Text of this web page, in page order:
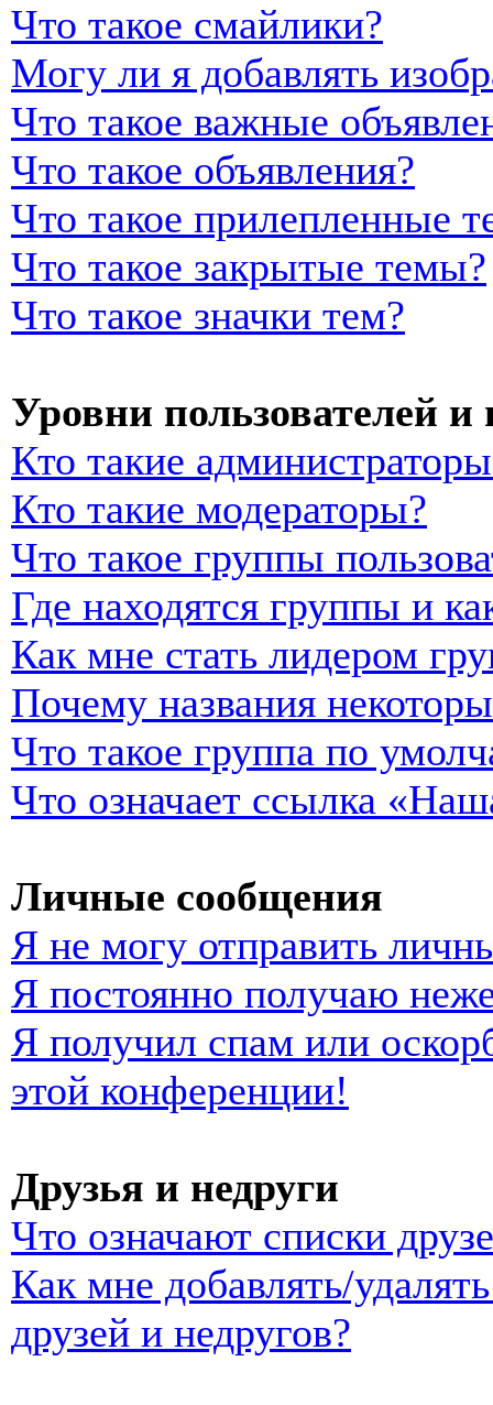
Что такое смайлики?
Могу ли я добавлять
Что такое важные
Что такое объявления?
Что такое прилепленные
Что такое закрытые темы?
Что такое значки тем?
Уровни пользователей
Кто такие
Кто такие модераторы?
Что такое группы
Где находятся группы и
Как мне стать лидером
Почему названия
Что такое группа по
Что означает ссылка
Личные сообщения
Я не могу отправить
Я постоянно получаю
Я получил спам или
этой конференции!
Друзья и недруги
Что означают списки
Как мне добавлять/
друзей и недругов?